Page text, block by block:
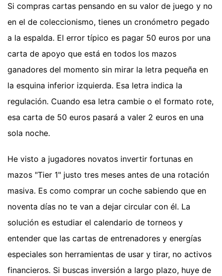
Si compras cartas pensando en su valor de juego y no
en el de coleccionismo, tienes un cronómetro pegado
a la espalda. El error típico es pagar 50 euros por una
carta de apoyo que está en todos los mazos
ganadores del momento sin mirar la letra pequeña en
la esquina inferior izquierda. Esa letra indica la
regulación. Cuando esa letra cambie o el formato rote,
esa carta de 50 euros pasará a valer 2 euros en una
sola noche.
He visto a jugadores novatos invertir fortunas en
mazos "Tier 1" justo tres meses antes de una rotación
masiva. Es como comprar un coche sabiendo que en
noventa días no te van a dejar circular con él. La
solución es estudiar el calendario de torneos y
entender que las cartas de entrenadores y energías
especiales son herramientas de usar y tirar, no activos
financieros. Si buscas inversión a largo plazo, huye de